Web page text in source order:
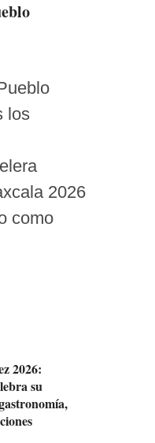
los
2026
como
2026:
su